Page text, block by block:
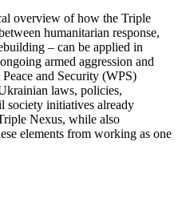
overview of how the Triple
humanitarian response,
– can be applied in
armed aggression and
and Security (WPS)
laws, policies,
society initiatives already
Nexus, while also
elements from working as one